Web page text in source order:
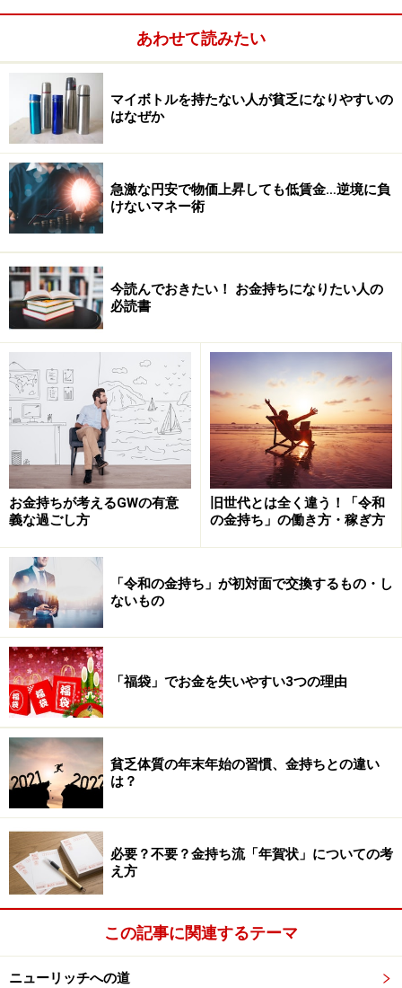
ちろん期限もないし、催促されることもない。自分で探
し、選び、決断し、実践していくしかない。
一方で、何も蒔かなくても「しなければならないこと」
は次々と出てきて、それらをこなすだけでも1日は過ぎ
ていきます。
朝起きて朝食を食べ、会社に行く。午前中は会議や報告
書の作成に追われ、昼になれば同僚とランチをして談
笑。午後は商談や経費精算といった雑務などをこなすう
ちに、終業時間がやってくる。退社後はコンビニに寄っ
て携帯電話の料金を支払い、夕食を買って帰る。
帰宅したらテレビを見ながら食事をし、その後はスマホ
でLINEをしたり、パソコンでネットサーフィンしたり。
深夜0時ごろになったら、そろそろ就寝・・・。こうし
て、3年や5年はあっという間です。
「しなければならないこと」「指示されたこと」をこな
すだけでも「がんばっている」という実感を得ることは
ころで、「自分が困る状況」は回避できたとしても、自
分がバージョンアップするようなチャンスに巡り合える
機会はそう多くないでしょう。
あなたが意味のあることをしても、意味のないことをし
ても、等しく1日24時間は過ぎていきます。努力をした
人の3年間も、しなかった人の3年間も、同じ3年間。で
もそれが、人の人生を決めていきます。私自身も、お金
持ちになるために今どんな種を蒔くべきかを考え、試行
錯誤の毎日です。
【関連記事をチェック】
お金持ちの持ち物、貧乏な人の持ち物
お金持ち流の時間術！義務ではないことをする
お金持ちがSNSやゲームで時間を消費しない理由
あわせて読みたい
マイボトルを持たない人が貧乏になりやすいの
はなぜか
急激な円安で物価上昇しても低賃金…逆境に負
けないマネー術
今読んでおきたい！ お金持ちになりたい人の
必読書
お金持ちが考えるGWの有意
義な過ごし方
旧世代とは全く違う！「令和
の金持ち」の働き方・稼ぎ方
「令和の金持ち」が初対面で交換するもの・し
ないもの
「福袋」でお金を失いやすい3つの理由
貧乏体質の年末年始の習慣、金持ちとの違い
は？
必要？不要？金持ち流「年賀状」についての考
え方
この記事に関連するテーマ
ニューリッチへの道